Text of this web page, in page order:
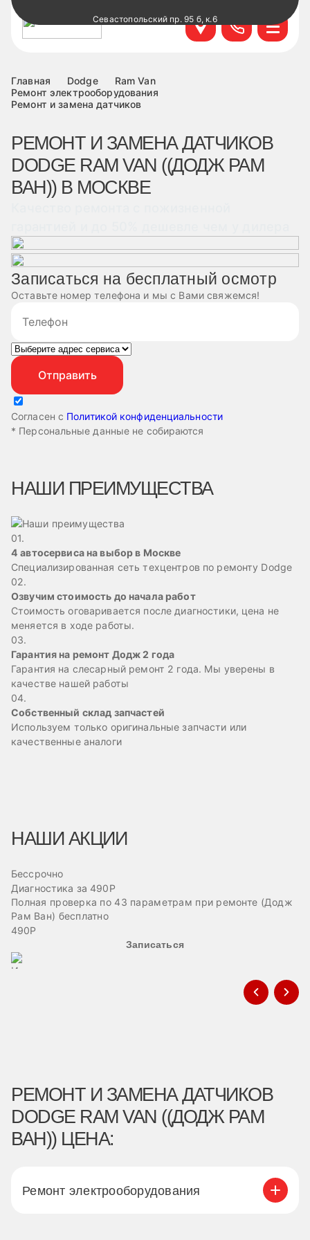
Севастопольский пр. 95 б, к.6
+7 499 495-45-76
+7 499 460-63-34
ул. Удальцова, 60, к.1
Лобненская д.17 к.6
+7 499 495-49-37
Главная Dodge
Ram Van
Ремонт электрооборудования
Ремонт и замена датчиков
РЕМОНТ И ЗАМЕНА ДАТЧИКОВ
DODGE RAM VAN ((ДОДЖ РАМ
ВАН)) В МОСКВЕ
Записаться на бесплатный осмотр
Оставьте номер телефона и мы с Вами свяжемся!
Согласен с Политикой конфиденциальности
* Персональные данные не собираются
НАШИ ПРЕИМУЩЕСТВА
01.
4 автосервиса на выбор в Москве
Специализированная сеть техцентров по ремонту Dodge
02.
Озвучим стоимость до начала работ
Стоимость оговаривается после диагностики, цена не
меняется в ходе работы.
03.
Гарантия на ремонт Додж 2 года
Гарантия на слесарный ремонт 2 года. Мы уверены в
качестве нашей работы
04.
Собственный склад запчастей
Используем только оригинальные запчасти или
качественные аналоги
НАШИ АКЦИИ
Бессрочно
Диагностика за 490Р
Полная проверка по 43 параметрам при ремонте (Додж
Рам Ван) бесплатно
490Р
Записаться
РЕМОНТ И ЗАМЕНА ДАТЧИКОВ
DODGE RAM VAN ((ДОДЖ РАМ
ВАН)) ЦЕНА:
Ремонт электрооборудования